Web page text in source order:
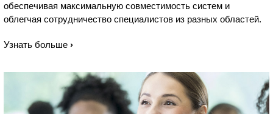
обеспечивая максимальную совместимость систем и
облегчая сотрудничество специалистов из разных областей.
Узнать больше